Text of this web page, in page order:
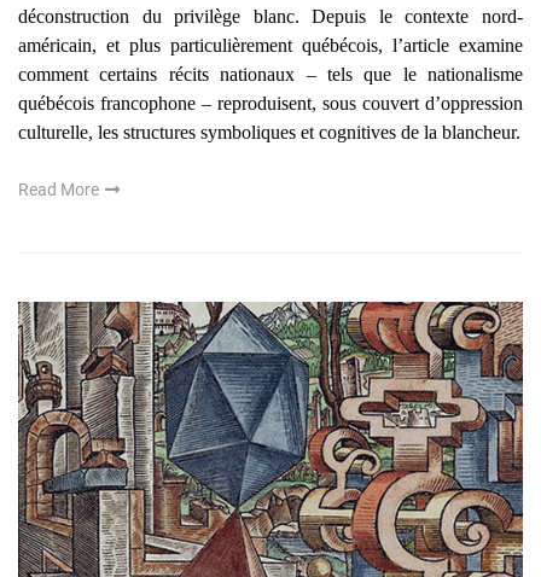
déconstruction du privilège blanc. Depuis le contexte nord-
américain, et plus particulièrement québécois, l’article examine
comment certains récits nationaux – tels que le nationalisme
québécois francophone – reproduisent, sous couvert d’oppression
culturelle, les structures symboliques et cognitives de la blancheur.
Read More